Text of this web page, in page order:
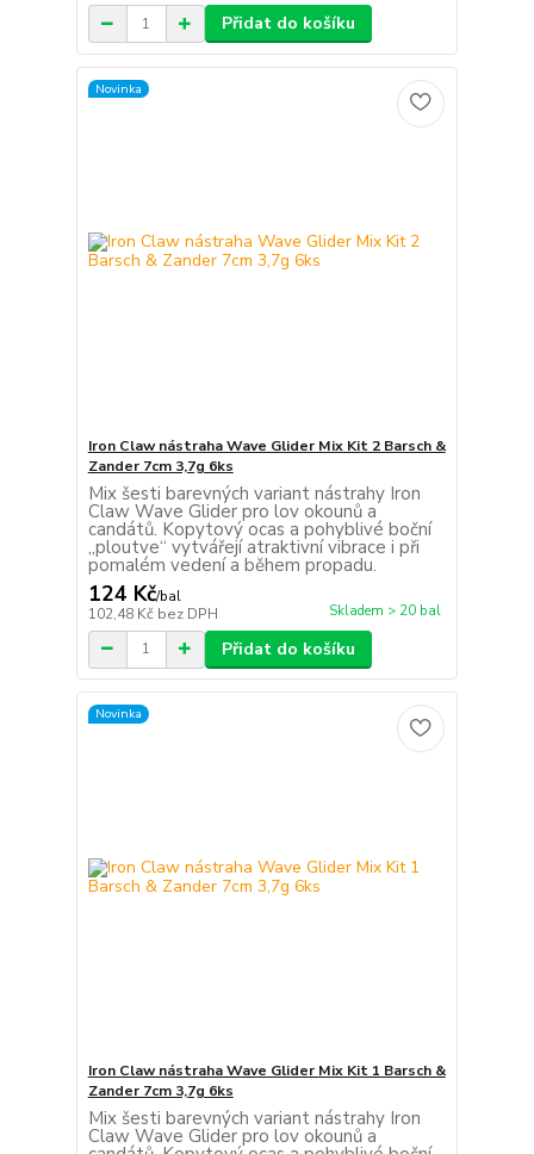
Přidat do košíku
Novinka
Iron Claw nástraha Wave Glider Mix Kit 2 Barsch &
Zander 7cm 3,7g 6ks
Mix šesti barevných variant nástrahy Iron
Claw Wave Glider pro lov okounů a
candátů. Kopytový ocas a pohyblivé boční
„ploutve“ vytvářejí atraktivní vibrace i při
pomalém vedení a během propadu.
124 Kč/bal
102,48 Kč bez DPH Skladem > 20 bal
Přidat do košíku
Novinka
Iron Claw nástraha Wave Glider Mix Kit 1 Barsch &
Zander 7cm 3,7g 6ks
Mix šesti barevných variant nástrahy Iron
Claw Wave Glider pro lov okounů a